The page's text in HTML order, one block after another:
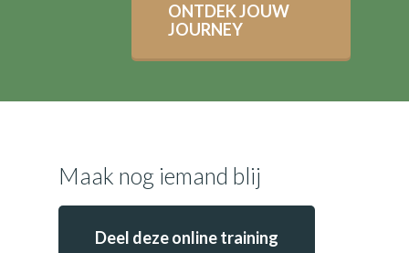
ONTDEK JOUW
JOURNEY
Maak nog iemand blij
Deel deze online training